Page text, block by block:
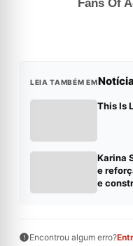
LEIA TAMBÉM EM
This Is
Karina
e
e
Encontrou algum erro?